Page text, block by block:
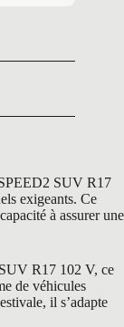
SUV R17
exigeants. Ce
à assurer une
R17 102 V, ce
de véhicules
il s’adapte